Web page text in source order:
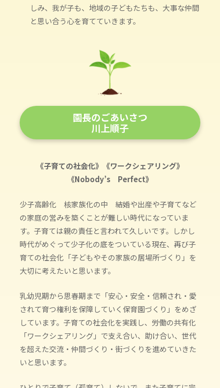
しみ、我が子も、地域の子どもたちも、大事な仲間
と思い合う心を育てていきます。
園長のごあいさつ
川上順子
《子育ての社会化》《ワークシェアリング》
《Nobody’s Perfect》
少子高齢化 核家族化の中 結婚や出産や子育てなど
の家庭の営みを築くことが難しい時代になっていま
す。子育ては親の責任と言われて久しいです。しかし
時代がめぐって少子化の底をついている現在、再び子
育ての社会化「子どもやその家族の居場所づくり」を
大切に考えたいと思います。
乳幼児期から思春期まで「安心・安全・信頼され・愛
されて育つ権利を保障していく保育園づくり」をめざ
しています。子育ての社会化を実践し、労働の共有化
「ワークシェアリング」で支え合い、助け合い、世代
を超えた交流・仲間づくり・街づくりを進めていきた
いと思います。